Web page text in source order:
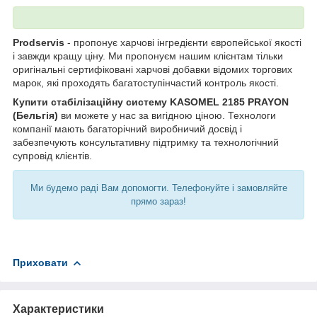
Prodservis - пропонує харчові інгредієнти європейської якості
і завжди кращу ціну. Ми пропонуєм нашим клієнтам тільки
оригінальні сертифіковані харчові добавки відомих торгових
марок, які проходять багатоступінчастий контроль якості.
Купити стабілізаційну систему KASOMEL 2185 PRAYON
(Бельгія) ви можете у нас за вигідною ціною. Технологи
компанії мають багаторічний виробничий досвід і
забезпечують консультативну підтримку та технологічний
супровід клієнтів.
Ми будемо раді Вам допомогти. Телефонуйте і замовляйте
прямо зараз!
Приховати
Характеристики